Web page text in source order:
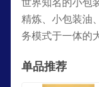
世界知名的小包
精炼、小包装油
务模式于一体的
单品推荐